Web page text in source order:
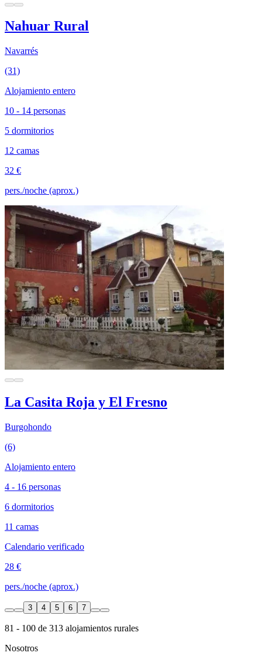
Nahuar Rural
Navarrés
(31)
Alojamiento entero
10 - 14 personas
5 dormitorios
12 camas
32 €
pers./noche (aprox.)
La Casita Roja y El Fresno
Burgohondo
(6)
Alojamiento entero
4 - 16 personas
6 dormitorios
11 camas
Calendario verificado
28 €
pers./noche (aprox.)
3 4 5 6 7
81 - 100 de 313 alojamientos rurales
Nosotros